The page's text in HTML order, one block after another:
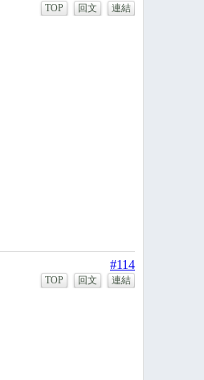
TOP 回文 連結
#114
TOP 回文 連結